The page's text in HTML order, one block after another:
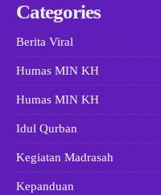
Categories
Berita Viral
Humas MIN KH
Humas MIN KH
Idul Qurban
Kegiatan Madrasah
Kepanduan